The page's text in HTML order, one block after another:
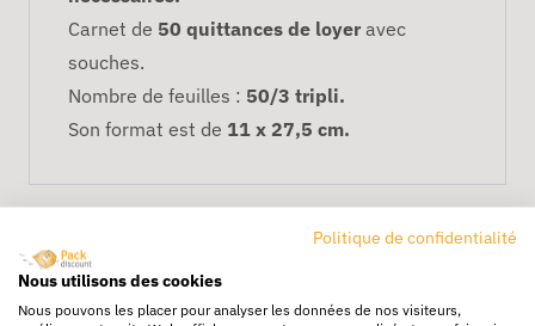
Carnet de 50 quittances de loyer avec
souches.
Nombre de feuilles : 50/3 tripli.
Son format est de 11 x 27,5 cm.
Politique de confidentialité
Nous utilisons des cookies
Nous pouvons les placer pour analyser les données de nos visiteurs,